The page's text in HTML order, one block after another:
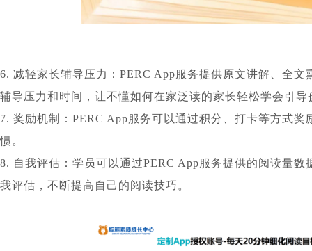
6. 减轻家长辅导压力：PERC App服务提供原文讲解、全
辅导压力和时间，让不懂如何在家泛读的家长轻松学会引导
7. 奖励机制：PERC App服务可以通过积分、打卡等方式
惯。
8. 自我评估：学员可以通过PERC App服务提供的阅读量
我评估，不断提高自己的阅读技巧。